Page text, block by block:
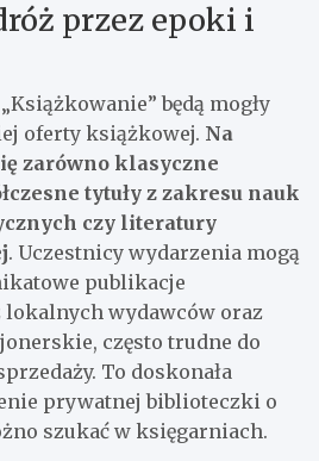
przez epoki i
będą mogły
oferty książkowej. Na
zarówno klasyczne
tytuły z zakresu nauk
czy literatury
. Uczestnicy wydarzenia mogą
publikacje
lokalnych wydawców oraz
często trudne do
To doskonała
prywatnej biblioteczki o
szukać w księgarniach.